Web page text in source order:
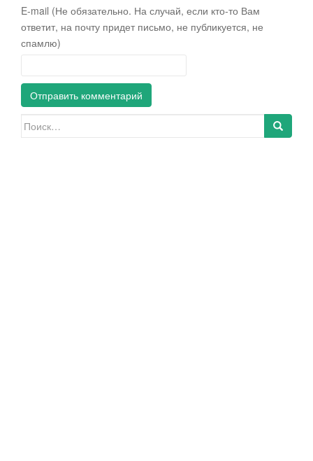
E-mail (Не обязательно. На случай, если кто-то Вам
ответит, на почту придет письмо, не публикуется, не
спамлю)
Искать: